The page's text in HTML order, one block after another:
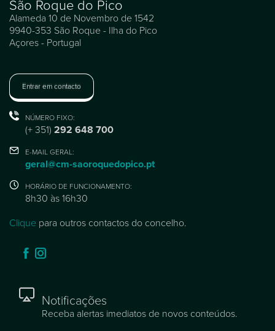
São Roque do Pico
Alameda 10 de Novembro de 1542
9940-353 São Roque - Ilha do Pico
Açores - Portugal
Entrar em contacto
NÚMERO FIXO:
(+ 351) 292 648 700
E-MAIL GERAL:
geral@cm-saoroquedopico.pt
HORÁRIO DE FUNCIONAMENTO:
8h30 às 16h30
Clique para outros contactos do concelho.
Notificações
Receba alertas imediatos de novos conteúdos.